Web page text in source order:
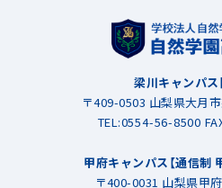
梁川キャンパス
〒409-0503 山梨県大月
TEL:0554-56-8500
甲府キャンパス【通信制
〒400-0031 山梨県甲